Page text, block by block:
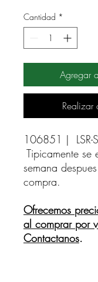
Cantidad *
Agregar
Realizar
106851 |  LSR-
Tipicamente se
semana
compra.
Ofrecemos
al comprar por
Contactanos.